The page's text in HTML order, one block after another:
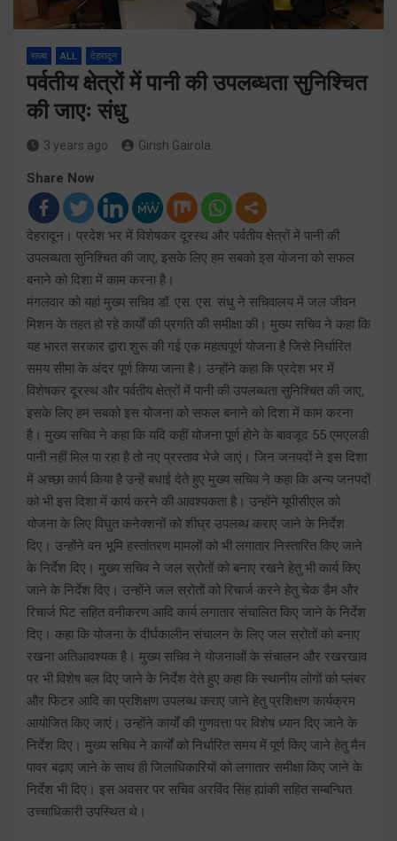
राज्य ALL देहरादून
पर्वतीय क्षेत्रों में पानी की उपलब्धता सुनिश्चित
की जाएः संधु
3 years ago Girish Gairola
Share Now
देहरादून। प्रदेश भर में विशेषकर दूरस्थ और पर्वतीय क्षेत्रों में पानी की
उपलब्धता सुनिश्चित की जाए, इसके लिए हम सबको इस योजना को सफल
बनाने को दिशा में काम करना है।
मंगलवार को यहां मुख्य सचिव डॉ. एस. एस. संधु ने सचिवालय में जल जीवन
मिशन के तहत हो रहे कार्यों की प्रगति की समीक्षा की। मुख्य सचिव ने कहा कि
यह भारत सरकार द्वारा शुरू की गई एक महत्वपूर्ण योजना है जिसे निर्धारित
समय सीमा के अंदर पूर्ण किया जाना है। उन्होंने कहा कि प्रदेश भर में
विशेषकर दूरस्थ और पर्वतीय क्षेत्रों में पानी की उपलब्धता सुनिश्चित की जाए,
इसके लिए हम सबको इस योजना को सफल बनाने को दिशा में काम करना
है। मुख्य सचिव ने कहा कि यदि कहीं योजना पूर्ण होने के बावजूद 55 एमएलडी
पानी नहीं मिल पा रहा है तो नए प्रस्ताव भेजे जाएं। जिन जनपदों ने इस दिशा
में अच्छा कार्य किया है उन्हें बधाई देते हुए मुख्य सचिव ने कहा कि अन्य जनपदों
को भी इस दिशा में कार्य करने की आवश्यकता है। उन्होंने यूपीसीएल को
योजना के लिए विघुत कनेक्शनों को शीघ्र उपलब्ध कराए जाने के निर्देश
दिए। उन्होंने वन भूमि हस्तांतरण मामलों को भी लगातार निस्तारित किए जाने
के निर्देश दिए। मुख्य सचिव ने जल स्रोतों को बनाए रखने हेतु भी कार्य किए
जाने के निर्देश दिए। उन्होंने जल स्रोतों को रिचार्ज करने हेतु चेक डैम और
रिचार्ज पिट सहित वनीकरण आदि कार्य लगातार संचालित किए जाने के निर्देश
दिए। कहा कि योजना के दीर्घकालीन संचालन के लिए जल स्रोतों को बनाए
रखना अतिआवश्यक है। मुख्य सचिव ने योजनाओं के संचालन और रखरखाव
पर भी विशेष बल दिए जाने के निर्देश देते हुए कहा कि स्थानीय लोगों को प्लंबर
और फिटर आदि का प्रशिक्षण उपलब्ध कराए जाने हेतु प्रशिक्षण कार्यक्रम
आयोजित किए जाएं। उन्होंने कार्यों की गुणवत्ता पर विशेष ध्यान दिए जाने के
निर्देश दिए। मुख्य सचिव ने कार्यों को निर्धारित समय में पूर्ण किए जाने हेतु मैन
पावर बढ़ाए जाने के साथ ही जिलाधिकारियों को लगातार समीक्षा किए जाने के
निर्देश भी दिए। इस अवसर पर सचिव अरविंद सिंह ह्यांकी सहित सम्बन्धित
उच्चाधिकारी उपस्थित थे।